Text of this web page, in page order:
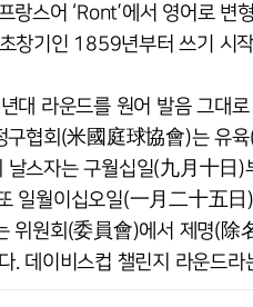
랑스어 ‘Ront’에서 영어로
창기인 1859년부터 쓰기 시
대 라운드를 원어 발음 그대
구협회(米國庭球協會)는 유
스자는 구월십일(九月十日)
또 일월이십오일(一月二十五
위원회(委員會)에서 제명(
. 데이비스컵 챌린지 라운드